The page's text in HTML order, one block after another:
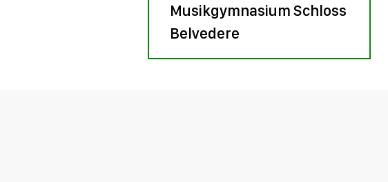
Musikgymnasium Schloss
Belvedere